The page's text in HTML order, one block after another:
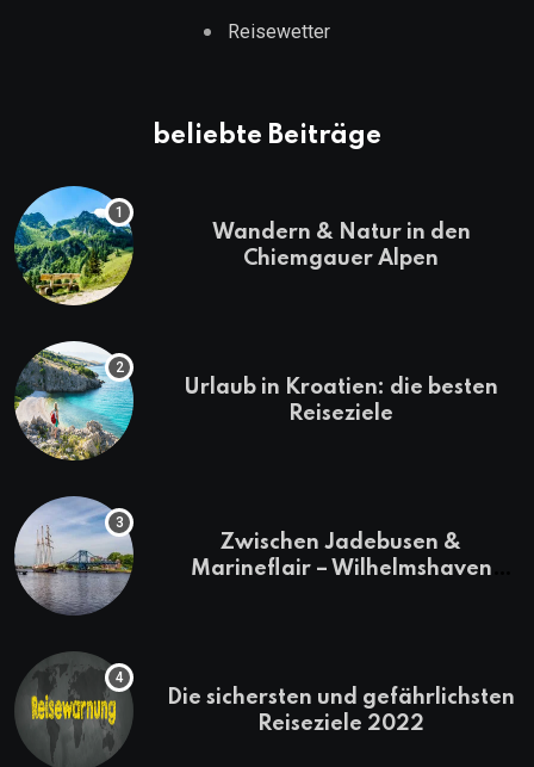
Reisewetter
beliebte Beiträge
Wandern & Natur in den
Chiemgauer Alpen
Urlaub in Kroatien: die besten
Reiseziele
Zwischen Jadebusen &
Marineflair – Wilhelmshaven
Die sichersten und gefährlichsten
Reiseziele 2022